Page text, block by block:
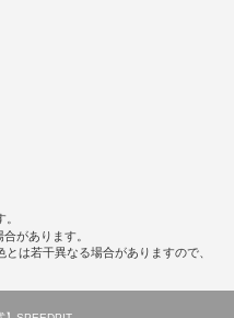
があります。
は若干異なる場合がありますので、